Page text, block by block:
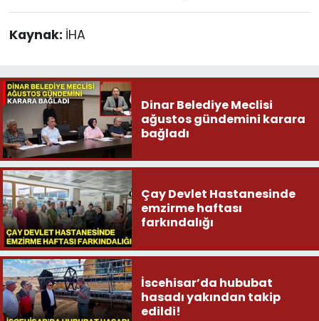
Kaynak: İHA
Dinar Belediye Meclisi
ağustos gündemini karara
bağladı
Çay Devlet Hastanesinde
emzirme haftası
farkındalığı
İscehisar’da hububat
hasadı yakından takip
edildi!